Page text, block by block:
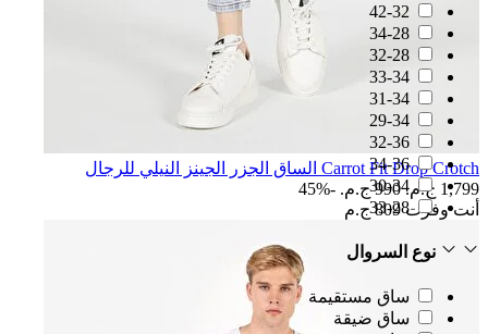
42-32
34-28
32-28
33-34
31-34
29-34
32-36
34-36
30-34
33-28
نوع السروال
ساق مستقيمة
ساق ضيقة
Carrot Fit Drop Crotch الساق الجزر الجينز النيلي للرجال
1,799 ج.م.‏
990 ج.م.‏
-45%
أنت وفرت809 ج.م